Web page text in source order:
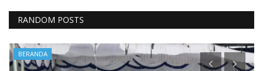
RANDOM POSTS
BERANDA